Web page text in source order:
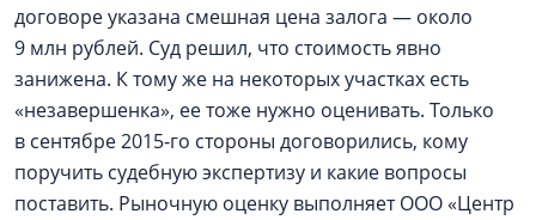
договоре указана смешная цена залога — около
9 млн рублей. Суд решил, что стоимость явно
занижена. К тому же на некоторых участках есть
«незавершенка», ее тоже нужно оценивать. Только
в сентябре 2015‑го стороны договорились, кому
поручить судебную экспертизу и какие вопросы
поставить. Рыночную оценку выполняет ООО «Центр